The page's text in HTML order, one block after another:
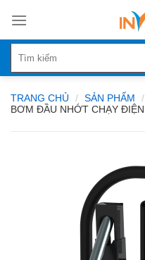
content
TRANG CHỦ / SẢN PHẨM /
BƠM ĐẦU NHỚT CHẠY ĐIỆN